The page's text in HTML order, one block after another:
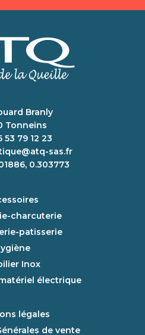
Branly
Tonneins
53 79 12 23
sas.fr
0.303773
charcuterie
patisserie
Inox
électrique
légales
de vente